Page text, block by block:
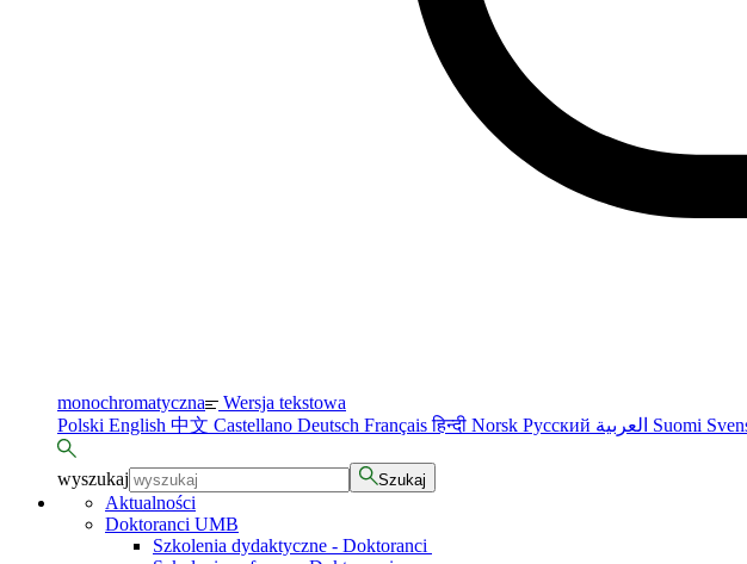
monochromatyczna Wersja tekstowa
Polski English 中文 Castellano Deutsch Françaisहिन्दी Norsk Русский Suomi
wyszukaj Szukaj
Aktualności
Doktoranci UMB
Szkolenia dydaktyczne - Doktoranci